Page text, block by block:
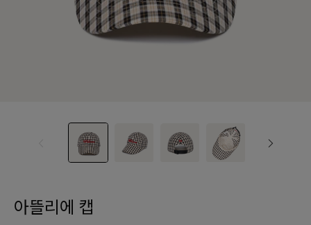
아뜰리에 캡